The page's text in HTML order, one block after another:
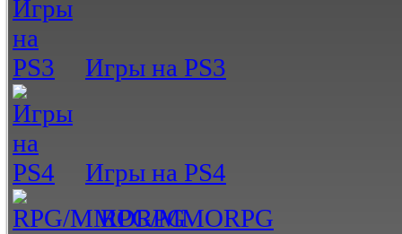
Игры на PS3
Игры на PS4
RPG/MMORPG